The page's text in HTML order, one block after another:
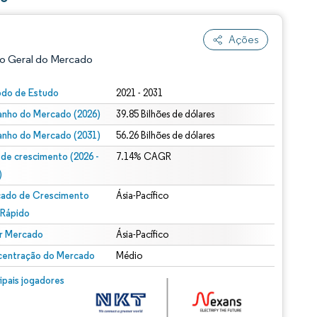
Ações
Geral do Mercado
de Estudo 2021 - 2031
do Mercado (2026) 39.85 Bilhões de dólares
do Mercado (2031) 56.26 Bilhões de dólares
de crescimento (2026 -
7.14% CAGR
de Crescimento
Ásia-Pacífico
Mercado Ásia-Pacífico
do Mercado Médio
jogadores
© Mordor Intelligence. O reuso requer atribuição conforme CC BY 4.0.
conforme CC BY 4.0.